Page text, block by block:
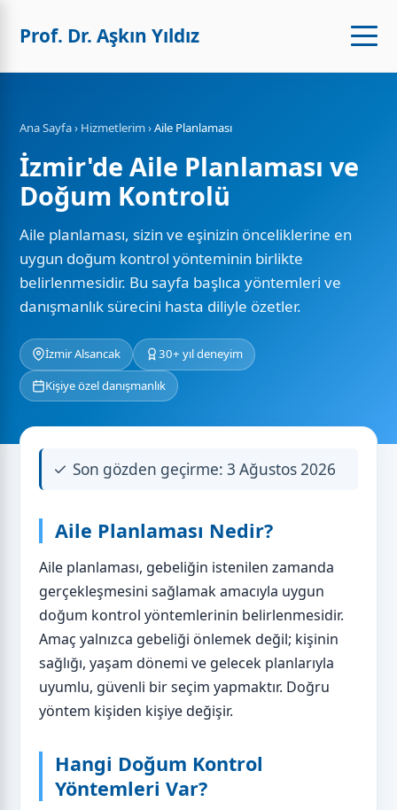
Prof. Dr. Aşkın Yıldız
Ana Sayfa› Hizmetlerim›Aile Planlaması
İzmir'de Aile Planlaması ve
Doğum Kontrolü
Aile planlaması, sizin ve eşinizin önceliklerine en
uygun doğum kontrol yönteminin birlikte
belirlenmesidir. Bu sayfa başlıca yöntemleri ve
danışmanlık sürecini hasta diliyle özetler.
İzmir Alsancak
30+ yıl deneyim
Kişiye özel danışmanlık
Son gözden geçirme: 3 Ağustos 2026
Aile Planlaması Nedir?
Aile planlaması, gebeliğin istenilen zamanda
gerçekleşmesini sağlamak amacıyla uygun
doğum kontrol yöntemlerinin belirlenmesidir.
Amaç yalnızca gebeliği önlemek değil; kişinin
sağlığı, yaşam dönemi ve gelecek planlarıyla
uyumlu, güvenli bir seçim yapmaktır. Doğru
yöntem kişiden kişiye değişir.
Hangi Doğum Kontrol
Yöntemleri Var?